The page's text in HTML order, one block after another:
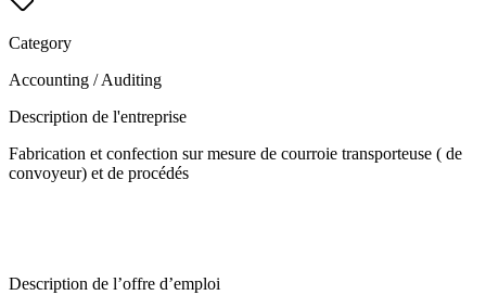
Category
Accounting / Auditing
Description de l'entreprise
Fabrication et confection sur mesure de courroie transporteuse ( de
convoyeur) et de procédés
Description de l’offre d’emploi